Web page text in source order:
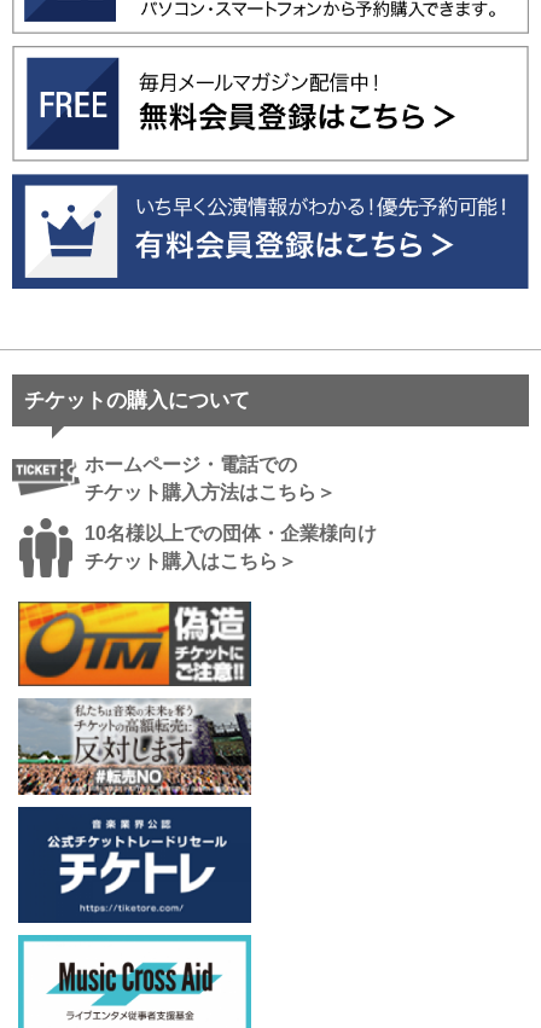
チケットの購入について
ホームページ・電話での
チケット購入方法はこちら＞
10名様以上での団体・企業様向け
チケット購入はこちら＞